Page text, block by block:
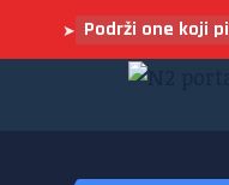
➤ Podrži one koji